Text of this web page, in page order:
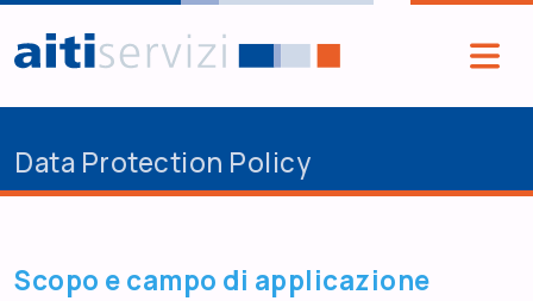
Salta al contenuto principale
Data Protection Policy
Scopo e campo di applicazione